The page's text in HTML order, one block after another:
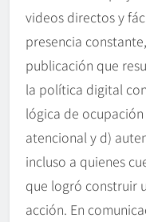
videos directos y
presencia
publicación que
la política digital
lógica de
atencional y d)
incluso a quienes
que logró construir
acción. En